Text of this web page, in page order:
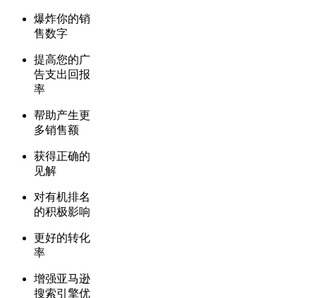
爆炸你的销
售数字
提高您的广
告支出回报
率
帮助产生更
多销售额
获得正确的
见解
对有机排名
的积极影响
更好的转化
率
增强亚马逊
搜索引擎优